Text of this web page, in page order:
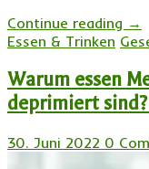
Continue reading →
Essen & Trinken
Warum essen
deprimiert
30. Juni 2022 0